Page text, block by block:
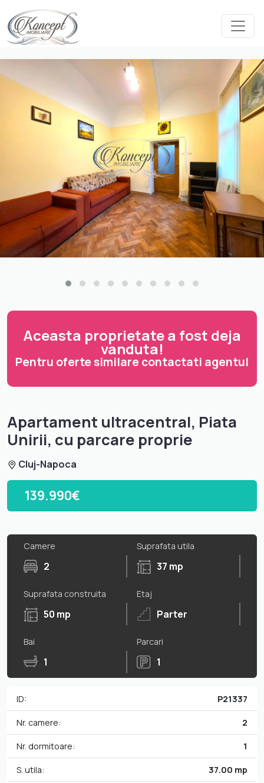
Aceasta proprietate a fost deja
vanduta!
Pentru oferte similare contactati agentul
Apartament ultracentral, Piata
Unirii, cu parcare proprie
Cluj-Napoca
139.990€
Camere
2
Suprafata utila
37 mp
Suprafata construita
50 mp
Etaj
Parter
Bai
1
Parcari
1
ID: P21337
Nr. camere: 2
Nr. dormitoare: 1
S. utila: 37.00 mp